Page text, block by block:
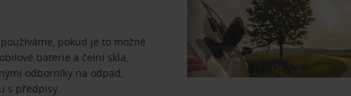
pokud je to možné.
baterie a čelní skla,
odborníky na odpad,
s předpisy.